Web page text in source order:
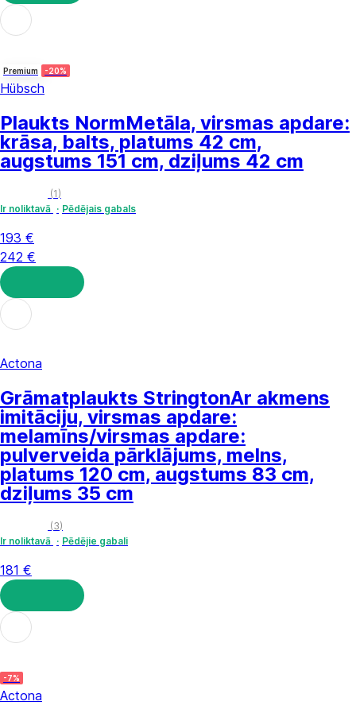
LIKT GROZĀ
Premium -20%
Hübsch
Plaukts NormMetāla, virsmas apdare:
krāsa, balts, platums 42 cm,
augstums 151 cm, dziļums 42 cm
(1 )
Ir noliktavā
Pēdējais gabals
193 €
242 €
LIKT GROZĀ
Actona
Grāmatplaukts StringtonAr akmens
imitāciju, virsmas apdare:
melamīns/virsmas apdare:
pulverveida pārklājums, melns,
platums 120 cm, augstums 83 cm,
dziļums 35 cm
(3)
Ir noliktavā
Pēdējie gabali
181 €
LIKT GROZĀ
-7%
Actona